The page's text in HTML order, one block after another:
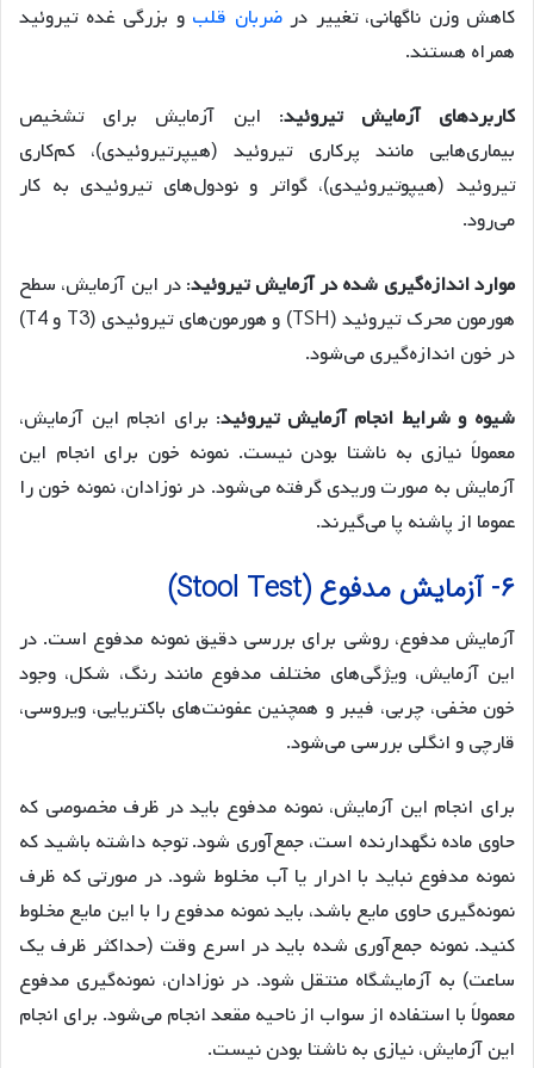
کاهش وزن ناگهانی، تغییر درضربان قلب و بزرگی غده تیروئید
همراه هستند.
کاربردهای آزمایش تیروئید: این آزمایش برای تشخیص
بیماری‌هایی مانند پرکاری تیروئید (هیپرتیروئیدی)، کم‌کاری
تیروئید (هیپوتیروئیدی)، گواتر و نودول‌های تیروئیدی به کار
می‌رود.
موارد اندازه‌گیری شده در آزمایش تیروئید: در این آزمایش، سطح
هورمون محرک تیروئید (TSH) و هورمون‌های تیروئیدی (T3 و T4)
در خون اندازه‌گیری می‌شود.
شیوه و شرایط انجام آزمایش تیروئید: برای انجام این آزمایش،
معمولاً نیازی به ناشتا بودن نیست. نمونه خون برای انجام این
آزمایش به صورت وریدی گرفته می‌شود. در نوزادان، نمونه خون را
عموما از پاشنه پا می‌گیرند.
۶- آزمایش مدفوع (Stool Test)
آزمایش مدفوع، روشی برای بررسی دقیق نمونه مدفوع است. در
این آزمایش، ویژگی‌های مختلف مدفوع مانند رنگ، شکل، وجود
خون مخفی، چربی، فیبر و همچنین عفونت‌های باکتریایی، ویروسی،
قارچی و انگلی بررسی می‌شود.
برای انجام این آزمایش، نمونه مدفوع باید در ظرف مخصوصی که
حاوی ماده نگهدارنده است، جمع‌آوری شود. توجه داشته باشید که
نمونه مدفوع نباید با ادرار یا آب مخلوط شود. در صورتی که ظرف
نمونه‌گیری حاوی مایع باشد، باید نمونه مدفوع را با این مایع مخلوط
کنید. نمونه جمع‌آوری شده باید در اسرع وقت (حداکثر ظرف یک
ساعت) به آزمایشگاه منتقل شود. در نوزادان، نمونه‌گیری مدفوع
معمولاً با استفاده از سواب از ناحیه مقعد انجام می‌شود. برای انجام
این آزمایش، نیازی به ناشتا بودن نیست.